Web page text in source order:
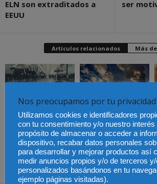
ELN son extraditados a
EEUU
ser
Artículos relacionados Más
Los trabajadores de
Groundforce en el
aeropuerto de
Barcelona inician
huelga indefinida:
¿pueden los pasajeros
afectados reclamar
compensación?
Las empresas se
exponen a
responsabilidades
penales por una
prevención deficiente
ante el calor extremo
Nos preocupamos por tu privacidad
Utilizamos cookies e identificadores
con tu consentimiento y/o nuestro
propósito de almacenar o acceder a
dispositivo, recabar datos personales
para desarrollar y mejorar productos así
medir anuncios propios y/o de terceros
personalizados basándonos en tu
ejemplo páginas visitadas).